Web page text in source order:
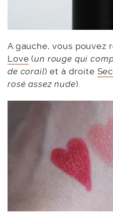
A gauche, vous pouvez
Love (un rouge qui
de corail) et à droite
rosé assez nude).